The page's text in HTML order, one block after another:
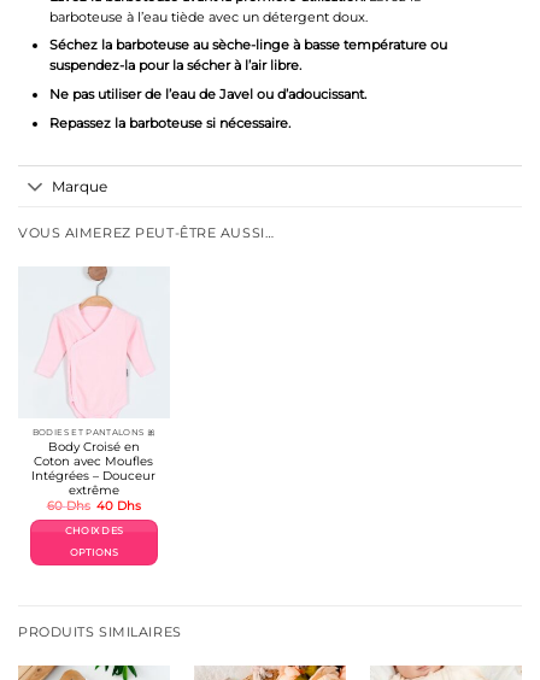
barboteuse à l’eau tiède avec un détergent doux.
Séchez la barboteuse au sèche-linge à basse température ou
suspendez-la pour la sécher à l’air libre.
Ne pas utiliser de l’eau de Javel ou d’adoucissant.
Repassez la barboteuse si nécessaire.
Marque
VOUS AIMEREZ PEUT-ÊTRE AUSSI…
BODIES ET PANTALONS 🎀
Body Croisé en
Coton avec Moufles
Intégrées – Douceur
extrême
60Dhs Le
initial
était :
60 Dhs.
40 DhsLe
actuel
CHOIX DES
OPTIONS
plusieurs
Les
PRODUITS SIMILAIRES